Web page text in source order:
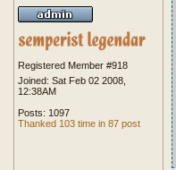
Registered Member #918
Joined: Sat Feb 02 2008,
12:38AM
Posts: 1097
Thanked 103 time in 87 post